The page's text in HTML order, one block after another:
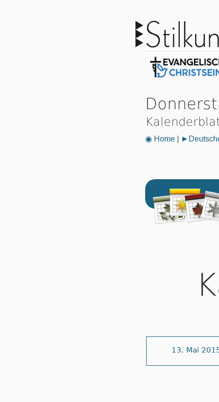
◉ Home|
13. Mai